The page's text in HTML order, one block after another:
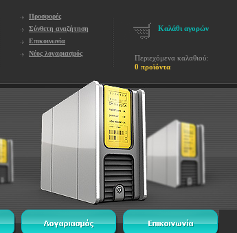
Προσφορές
Σύνθετη αναζήτηση
Επικοινωνία
Νέος λογαριασμός
Καλάθι αγορών
Περιεχόμενα καλαθιού:
0 προϊόντα